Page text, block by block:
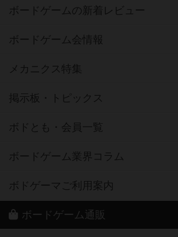
ボードゲームの新着レビュー
ボードゲーム会情報
メカニクス特集
掲示板・トピックス
ボドとも・会員一覧
ボードゲーム業界コラム
ボドゲーマご利用案内
ボードゲーム通販